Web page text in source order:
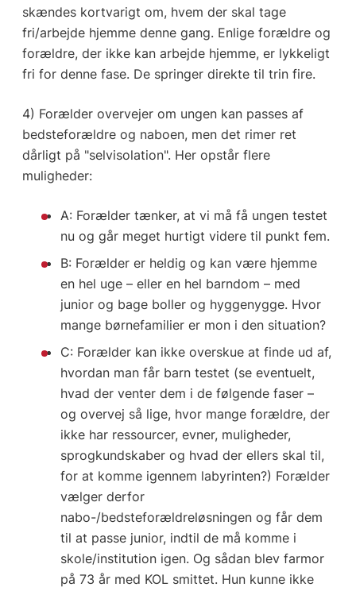
skændes kortvarigt om, hvem der skal tage
fri/arbejde hjemme denne gang. Enlige forældre og
forældre, der ikke kan arbejde hjemme, er lykkeligt
fri for denne fase. De springer direkte til trin fire.
4) Forælder overvejer om ungen kan passes af
bedsteforældre og naboen, men det rimer ret
dårligt på "selvisolation". Her opstår flere
muligheder:
A: Forælder tænker, at vi må få ungen testet
nu og går meget hurtigt videre til punkt fem.
B: Forælder er heldig og kan være hjemme
en hel uge – eller en hel barndom – med
junior og bage boller og hyggenygge. Hvor
mange børnefamilier er mon i den situation?
C: Forælder kan ikke overskue at finde ud af,
hvordan man får barn testet (se eventuelt,
hvad der venter dem i de følgende faser –
og overvej så lige, hvor mange forældre, der
ikke har ressourcer, evner, muligheder,
sprogkundskaber og hvad der ellers skal til,
for at komme igennem labyrinten?) Forælder
vælger derfor
nabo-/bedsteforældreløsningen og får dem
til at passe junior, indtil de må komme i
skole/institution igen. Og sådan blev farmor
på 73 år med KOL smittet. Hun kunne ikke